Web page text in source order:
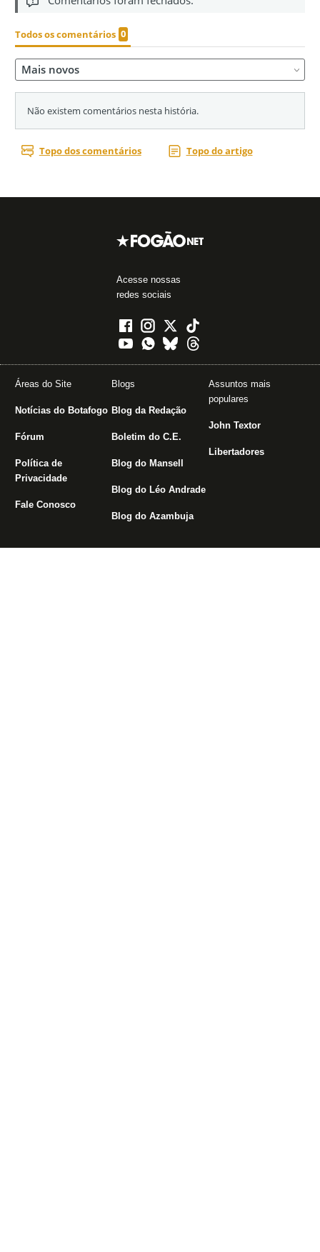
Acesse nossas
redes sociais
Áreas do Site
Notícias do Botafogo
Fórum
Política de
Privacidade
Fale Conosco
Blogs
Blog da Redação
Boletim do C.E.
Blog do Mansell
Blog do Léo Andrade
Blog do Azambuja
Assuntos mais
populares
John Textor
Libertadores